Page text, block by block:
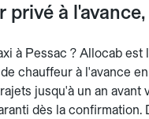
privé à
à Pessac ? Allocab est
chauffeur à l'avance
jusqu'à un an avant
dès la confirmation.